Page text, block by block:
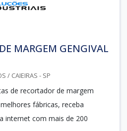
MARGEM GENGIVAL
/ CAIEIRAS - SP
de recortador de margem
fábricas, receba
internet com mais de 200